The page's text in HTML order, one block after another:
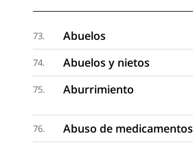
73. Abuelos
74. Abuelos y nietos
75. Aburrimiento
76. Abuso de medicamentos